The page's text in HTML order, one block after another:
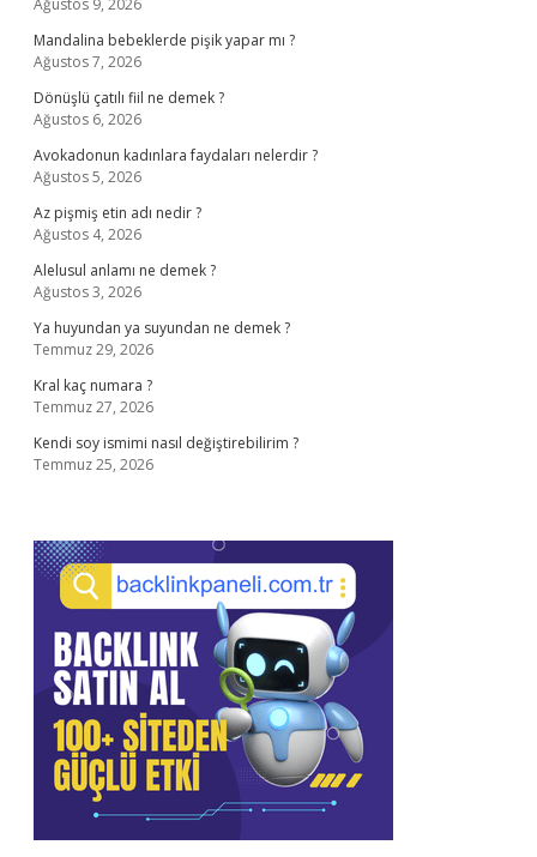
Ağustos 9, 2026
Mandalina bebeklerde pişik yapar mı ?
Ağustos 7, 2026
Dönüşlü çatılı fiil ne demek ?
Ağustos 6, 2026
Avokadonun kadınlara faydaları nelerdir ?
Ağustos 5, 2026
Az pişmiş etin adı nedir ?
Ağustos 4, 2026
Alelusul anlamı ne demek ?
Ağustos 3, 2026
Ya huyundan ya suyundan ne demek ?
Temmuz 29, 2026
Kral kaç numara ?
Temmuz 27, 2026
Kendi soy ismimi nasıl değiştirebilirim ?
Temmuz 25, 2026